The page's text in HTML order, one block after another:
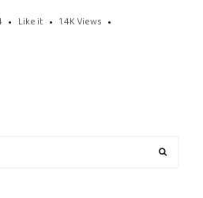
Like it 1.4K Views